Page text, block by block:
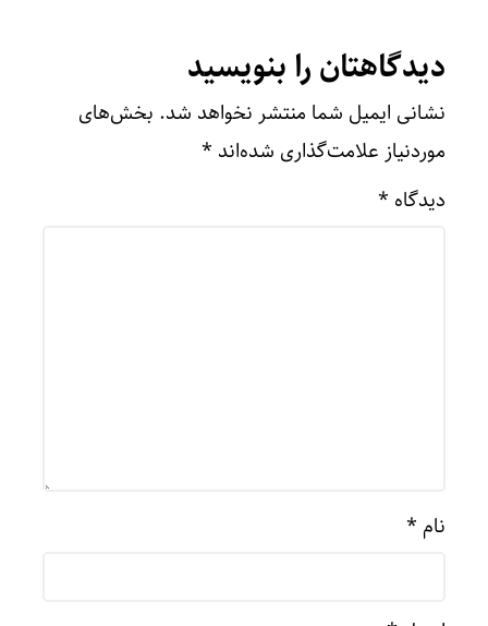
دیدگاهتان را بنویسید
نشانی ایمیل شما منتشر نخواهد شد. بخش‌های
موردنیاز علامت‌گذاری شده‌اند *
دیدگاه *
نام *